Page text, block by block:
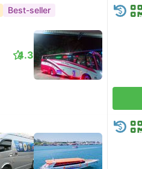
Best-seller
4.3